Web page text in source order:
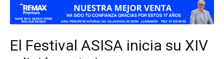
El Festival ASISA inicia su XIV